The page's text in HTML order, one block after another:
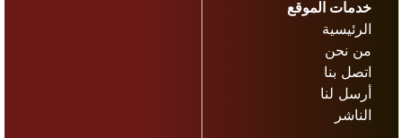
خدمات الموقع
الرئيسية
من نحن
اتصل بنا
أرسل لنا
الناشر